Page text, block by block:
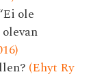
ole
(Ehyt Ry